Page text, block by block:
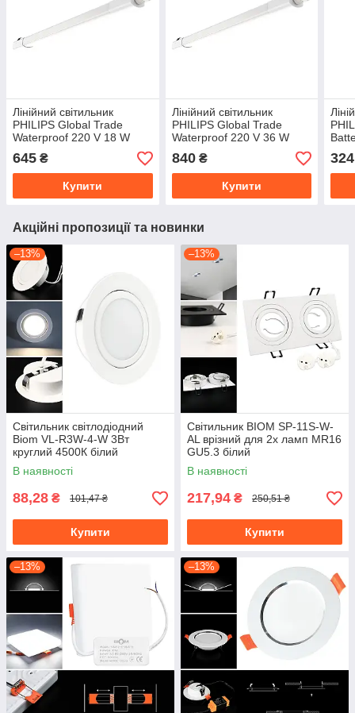
Лінійний світильник
PHILIPS Global Trade
Waterproof 220 V 18 W
4000 K 4000 Lm L600 IP65
Сріблястий
(911401807284)
645 ₴
Купити
Лінійний світильник
PHILIPS Global Trade
Waterproof 220 V 36 W
4000 K 4000 Lm L1200
IP65 Сріблястий
840₴
Купити
324
Акційні пропозиції та новинки
–13%
Світильник світлодіодний
Biom VL-R3W-4-W 3Вт
круглий 4500К білий
В наявності
88,28 ₴ 101,47 ₴
Купити
–13%
Світильник BIOM SP-11S-W-
AL врізний для 2х ламп MR16
GU5.3 білий
В наявності
217,94 ₴ 250,51 ₴
Купити
–13% –13%